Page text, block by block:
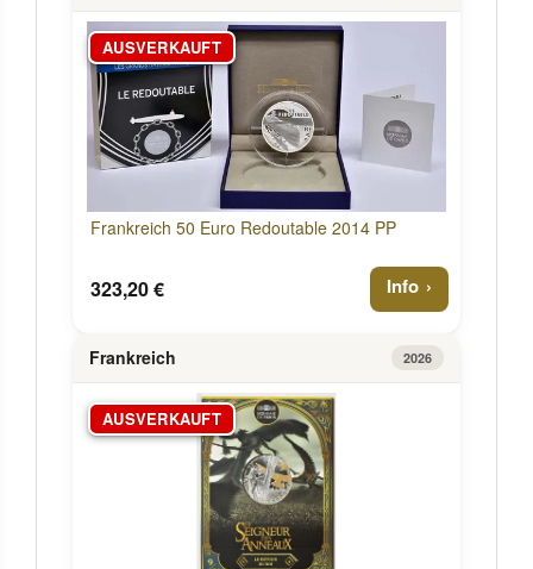
AUSVERKAUFT
Frankreich 50 Euro Redoutable 2014 PP
323,20 € Info
Frankreich 2026
AUSVERKAUFT